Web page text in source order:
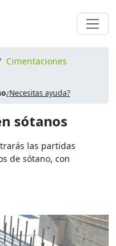
Cimentaciones
¿Necesitas ayuda?
sótanos
las partidas
de sótano, con